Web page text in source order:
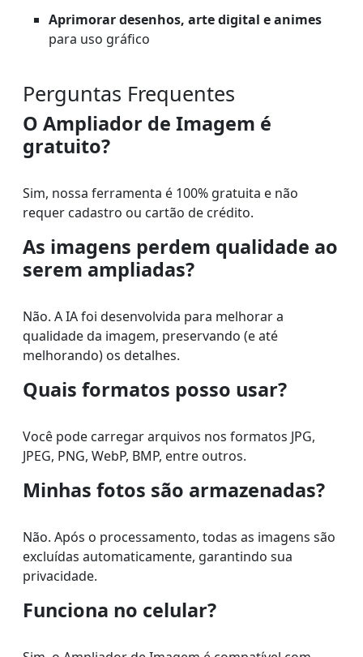
Aprimorar desenhos, arte digital e animes
para uso gráfico
Perguntas Frequentes
O Ampliador de Imagem é
gratuito?
Sim, nossa ferramenta é 100% gratuita e não
requer cadastro ou cartão de crédito.
As imagens perdem qualidade ao
serem ampliadas?
Não. A IA foi desenvolvida para melhorar a
qualidade da imagem, preservando (e até
melhorando) os detalhes.
Quais formatos posso usar?
Você pode carregar arquivos nos formatos JPG,
JPEG, PNG, WebP, BMP, entre outros.
Minhas fotos são armazenadas?
Não. Após o processamento, todas as imagens são
excluídas automaticamente, garantindo sua
privacidade.
Funciona no celular?